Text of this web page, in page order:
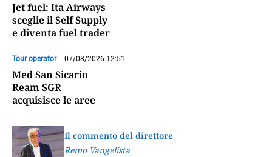
Jet fuel: Ita Airways
sceglie il Self Supply
e diventa fuel trader
Tour operator 07/08/2026 12:51
Med San Sicario
Ream SGR
acquisisce le aree
Il commento del direttore
Remo Vangelista